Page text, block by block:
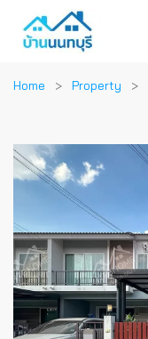
Home Property